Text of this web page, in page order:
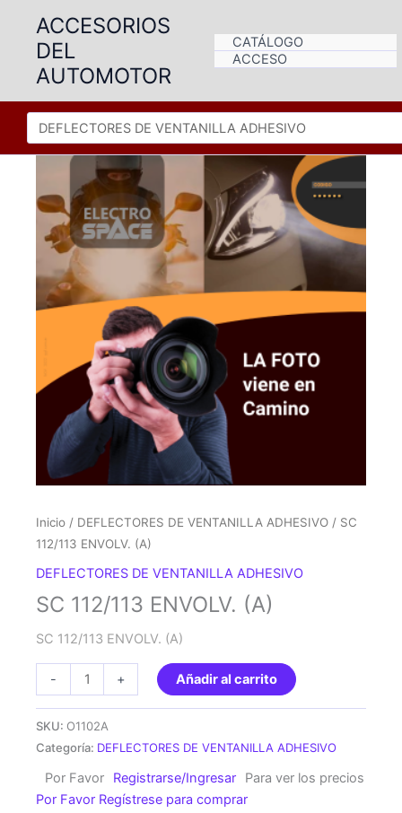
contenido
ACCESORIOS
DEL
AUTOMOTOR
CATÁLOGO
ACCESO
Inicio / DEFLECTORES DE VENTANILLA ADHESIVO / SC
112/113 ENVOLV. (A)
DEFLECTORES DE VENTANILLA ADHESIVO
SC 112/113 ENVOLV. (A)
SC 112/113 ENVOLV. (A)
-
112/113
cantidad
+ Añadir al carrito
SKU: O1102A
Categoría: DEFLECTORES DE VENTANILLA ADHESIVO
Por Favor Registrarse/Ingresar
Para ver los precios
Por Favor Regístrese para comprar